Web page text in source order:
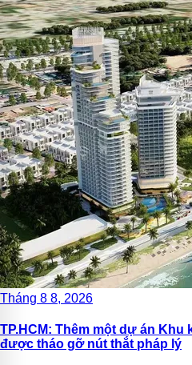
Tháng 8 8, 2026
TP.HCM: Thêm một dự án
được tháo gỡ nút thắt pháp lý